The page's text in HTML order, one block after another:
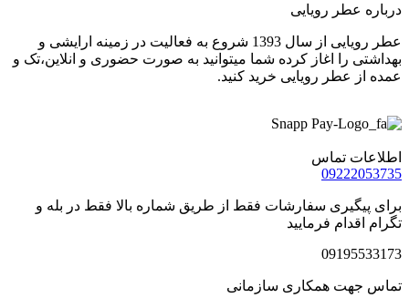
درباره عطر رویایی
عطر رویایی از سال 1393 شروع به فعالیت در زمینه ارایشی و
بهداشتی را اغاز کرده شما میتوانید به صورت حضوری و انلاین،تک و
عمده از عطر رویایی خرید کنید.
اطلاعات تماس
09222053735
برای پیگیری سفارشات فقط از طریق شماره بالا فقط در بله و
تگرام اقدام فرمایید
09195533173
تماس جهت همکاری سازمانی